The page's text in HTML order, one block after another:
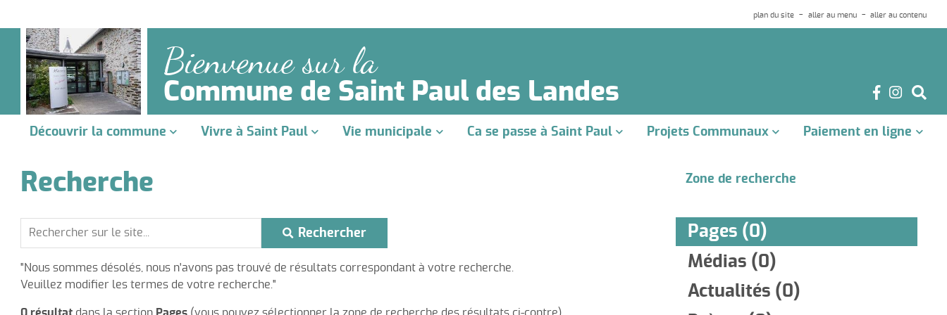
plan du site aller au menu aller au contenu
Bienvenue sur la
Commune de Saint Paul des Landes
Découvrir la commune Vivre à Saint Paul
Arrêtés de Travaux et de
Modifications de Circulation
Vie municipale
Présentation du Conseil Municipal
Ca se passe à Saint Paul Projets Communaux Paiement en ligne
Recherche
Rechercher
"Nous sommes désolés, nous n'avons pas trouvé de résultats correspondant à votre recherche.
Veuillez modifier les termes de votre recherche."
Zone de recherche
Pages (0)
Médias (0)
Actualités (0)